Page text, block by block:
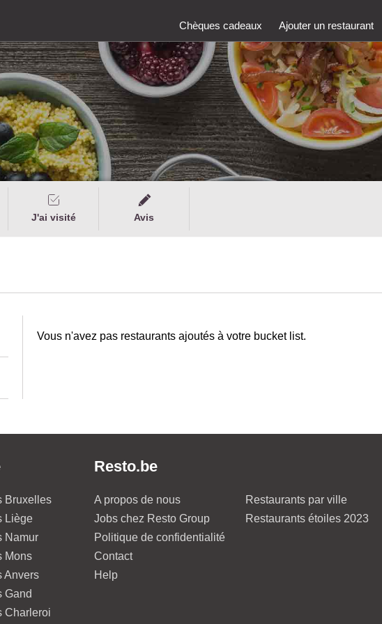
Chèques cadeaux Ajouter un restaurant
J'ai visité Avis
Vous n'avez pas restaurants ajoutés à votre bucket list.
Bruxelles
Liège
Namur
Mons
Anvers
Gand
Charleroi
Resto.be
A propos de nous
Jobs chez Resto Group
Politique de confidentialité
Contact
Help
Restaurants par ville
Restaurants étoiles 2023